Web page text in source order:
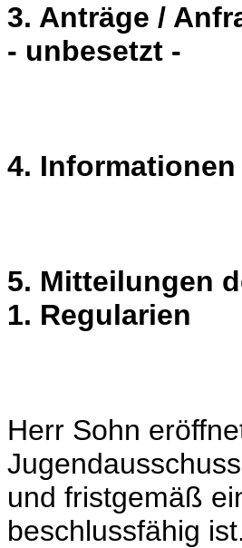
3. Anträge /
- unbesetzt -
4.
5. Mitteilungen
1. Regularien
Herr Sohn
und fristgemäß
beschlussfähig ist.